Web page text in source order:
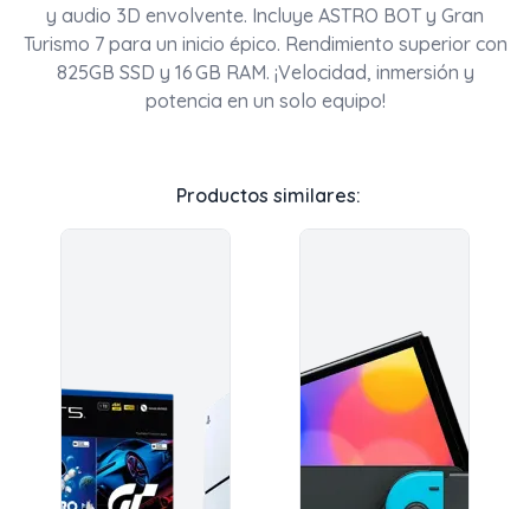
y audio 3D envolvente. Incluye ASTRO BOT y Gran
Turismo 7 para un inicio épico. Rendimiento superior con
825GB SSD y 16 GB RAM. ¡Velocidad, inmersión y
potencia en un solo equipo!
Productos similares: